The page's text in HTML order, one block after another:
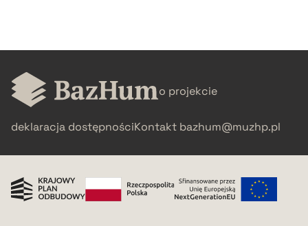
BIBTEX
pobierz cytat
o projekcie
deklaracja dostępnościKontakt bazhum@muzhp.pl